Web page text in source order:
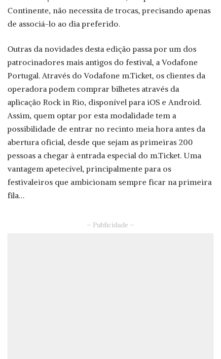
Continente, não necessita de trocas, precisando apenas
de associá-lo ao dia preferido.
Outras da novidades desta edição passa por um dos
patrocinadores mais antigos do festival, a Vodafone
Portugal. Através do Vodafone m.Ticket, os clientes da
operadora podem comprar bilhetes através da
aplicação Rock in Rio, disponível para iOS e Android.
Assim, quem optar por esta modalidade tem a
possibilidade de entrar no recinto meia hora antes da
abertura oficial, desde que sejam as primeiras 200
pessoas a chegar à entrada especial do m.Ticket. Uma
vantagem apetecível, principalmente para os
festivaleiros que ambicionam sempre ficar na primeira
fila…
– Publicidade –